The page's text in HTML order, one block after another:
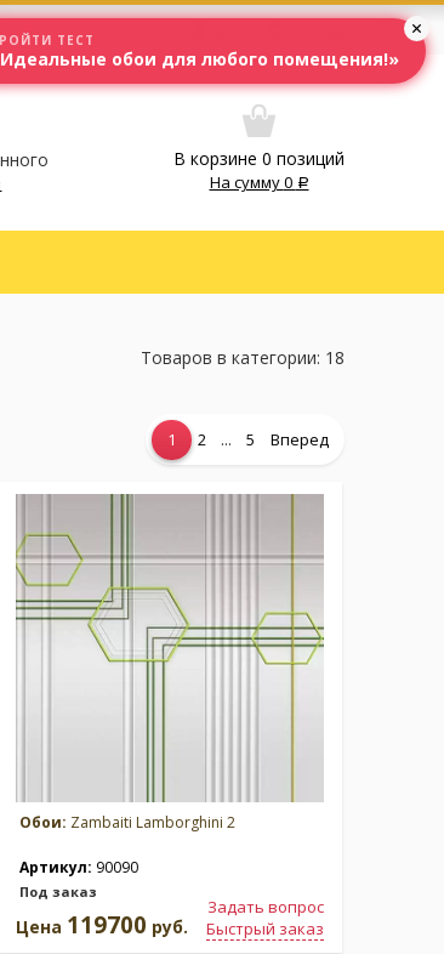
В корзине 0 позиций
На сумму0
Товаров в категории: 18
1 2 ... 5 Вперед
Обои: Zambaiti Lamborghini 2
Артикул: 90090
Под заказ
Задать вопрос
Быстрый заказ
Цена 119700 руб.
ТЕСТ
обои для любого помещения!»